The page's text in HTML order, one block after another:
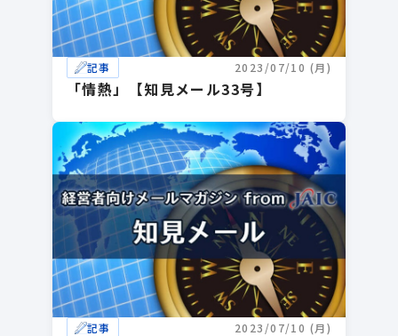
記事 2023/07/10 (月)
「情熱」【知見メール33号】
記事 2023/07/10 (月)